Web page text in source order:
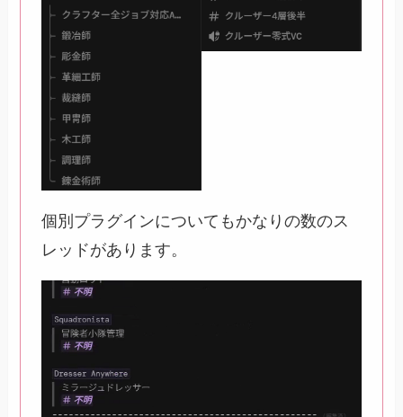
個別プラグインについてもかなりの数のス
レッドがあります。